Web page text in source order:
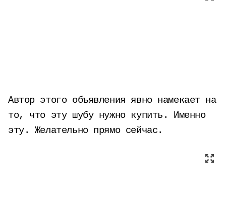
Автор этого объявления явно намекает на
то, что эту шубу нужно купить. Именно
эту. Желательно прямо сейчас.